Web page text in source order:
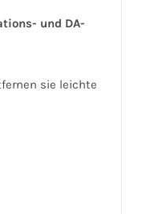
und DA-
sie leichte